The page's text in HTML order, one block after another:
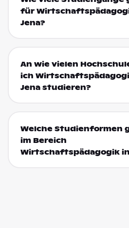
für
Jena?
An wie vielen
ich
Jena studieren?
Welche Studienformen
im Bereich
Wirtschaftspädagogik in